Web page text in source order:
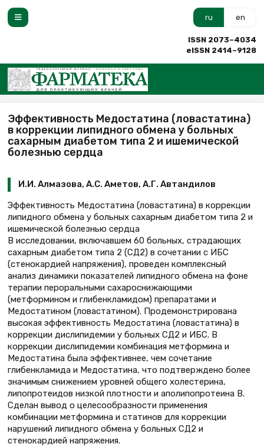
ru en
ISSN 2073–4034
eISSN 2414–9128
Эффективность Медостатина (ловастатина)
в коррекции липидного обмена у больных
сахарным диабетом типа 2 и ишемической
болезнью сердца
И.И. Алмазова, А.С. Аметов, А.Г. Автандилов
Эффективность Медостатина (ловастатина) в коррекции
липидного обмена у больных сахарным диабетом типа 2 и
ишемической болезнью сердца
В исследовании, включавшем 60 больных, страдающих
сахарным диабетом типа 2 (СД2) в сочетании с ИБС
(стенокардией напряжения), проведен комплексный
анализ динамики показателей липидного обмена на фоне
терапии пероральными сахароснижающими
(метформином и глибенкламидом) препаратами и
Медостатином (ловастатином). Продемонстрирована
высокая эффективность Медостатина (ловастатина) в
коррекции дислипидемии у больных СД2 и ИБС. В
коррекции дислипидемии комбинация метформина и
Медостатина была эффективнее, чем сочетание
глибенкламида и Медостатина, что подтверждено более
значимым снижением уровней общего холестерина,
липопротеидов низкой плотности и аполипопротеина В.
Сделан вывод о целесообразности применения
комбинации метформина и статинов для коррекции
нарушений липидного обмена у больных СД2 и
стенокардией напряжения.